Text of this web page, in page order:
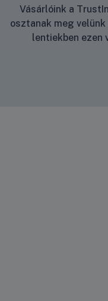
Vásárlóink a
osztanak meg
lentiekben